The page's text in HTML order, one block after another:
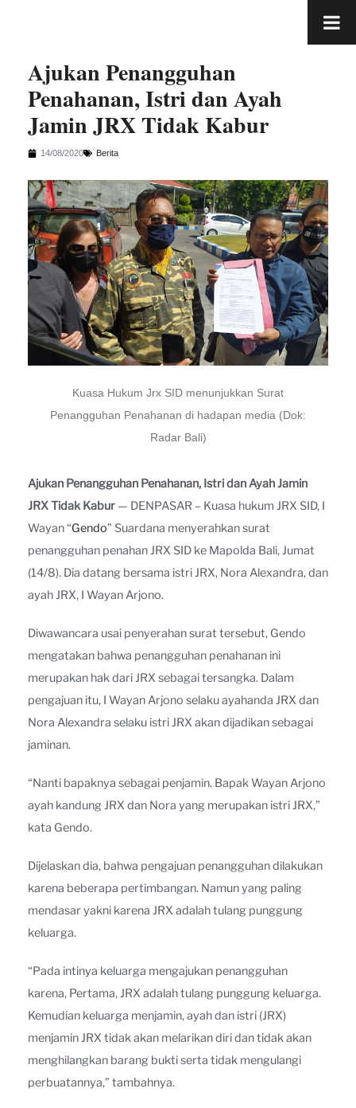
Ajukan Penangguhan
Penahanan, Istri dan Ayah
Jamin JRX Tidak Kabur
14/08/2020 Berita
Kuasa Hukum Jrx SID menunjukkan Surat
Penangguhan Penahanan di hadapan media (Dok:
Radar Bali)
Ajukan Penangguhan Penahanan, Istri dan Ayah Jamin
JRX Tidak Kabur — DENPASAR – Kuasa hukum JRX SID, I
Wayan “Gendo” Suardana menyerahkan surat
penangguhan penahan JRX SID ke Mapolda Bali, Jumat
(14/8). Dia datang bersama istri JRX, Nora Alexandra, dan
ayah JRX, I Wayan Arjono.
Diwawancara usai penyerahan surat tersebut, Gendo
mengatakan bahwa penangguhan penahanan ini
merupakan hak dari JRX sebagai tersangka. Dalam
pengajuan itu, I Wayan Arjono selaku ayahanda JRX dan
Nora Alexandra selaku istri JRX akan dijadikan sebagai
jaminan.
“Nanti bapaknya sebagai penjamin. Bapak Wayan Arjono
ayah kandung JRX dan Nora yang merupakan istri JRX,”
kata Gendo.
Dijelaskan dia, bahwa pengajuan penangguhan dilakukan
karena beberapa pertimbangan. Namun yang paling
mendasar yakni karena JRX adalah tulang punggung
keluarga.
“Pada intinya keluarga mengajukan penangguhan
karena, Pertama, JRX adalah tulang punggung keluarga.
Kemudian keluarga menjamin, ayah dan istri (JRX)
menjamin JRX tidak akan melarikan diri dan tidak akan
menghilangkan barang bukti serta tidak mengulangi
perbuatannya,” tambahnya.